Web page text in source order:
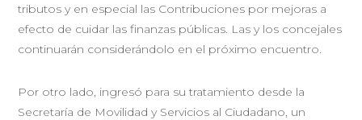
tributos y en especial las Contribuciones por mejoras a
efecto de cuidar las finanzas públicas. Las y los concejales
continuarán considerándolo en el próximo encuentro.
Por otro lado, ingresó para su tratamiento desde la
Secretaría de Movilidad y Servicios al Ciudadano, un